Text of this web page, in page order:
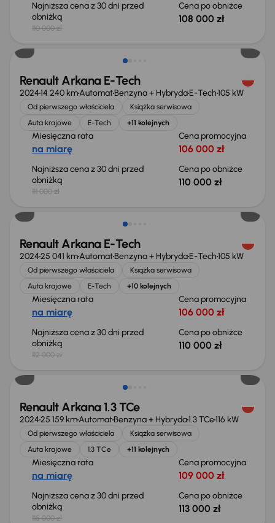
Najniższa cena z 30 dni przed
obniżką
110 000 zł
Cena po obniżce
108 000 zł
Taniej o 1 000 zł
Renault Arkana E-Tech
202414 240 kmAutomatBenzyna + HybrydaE-Tech105 kW
Od pierwszego właściciela
Książka serwisowa
Auta krajowe
E-Tech +11 kolejnych
Miesięczna rata
na miarę
Cena promocyjna
106 000 zł
Najniższa cena z 30 dni przed
obniżką
111 000 zł
Cena po obniżce
110 000 zł
Taniej o 2 000 zł
Renault Arkana E-Tech
202425 041 kmAutomatBenzyna + HybrydaE-Tech105 kW
Od pierwszego właściciela
Książka serwisowa
Auta krajowe
E-Tech +10 kolejnych
Miesięczna rata
na miarę
Cena promocyjna
106 000 zł
Najniższa cena z 30 dni przed
obniżką
112 000 zł
Cena po obniżce
110 000 zł
Taniej o 2 000 zł
Renault Arkana 1.3 TCe
202425 159 kmAutomatBenzyna + Hybryda1.3 TCe116 kW
Od pierwszego właściciela
Książka serwisowa
Auta krajowe
1.3 TCe +11 kolejnych
Miesięczna rata
na miarę
Cena promocyjna
109 000 zł
Najniższa cena z 30 dni przed
obniżką
115 000 zł
Cena po obniżce
113 000 zł